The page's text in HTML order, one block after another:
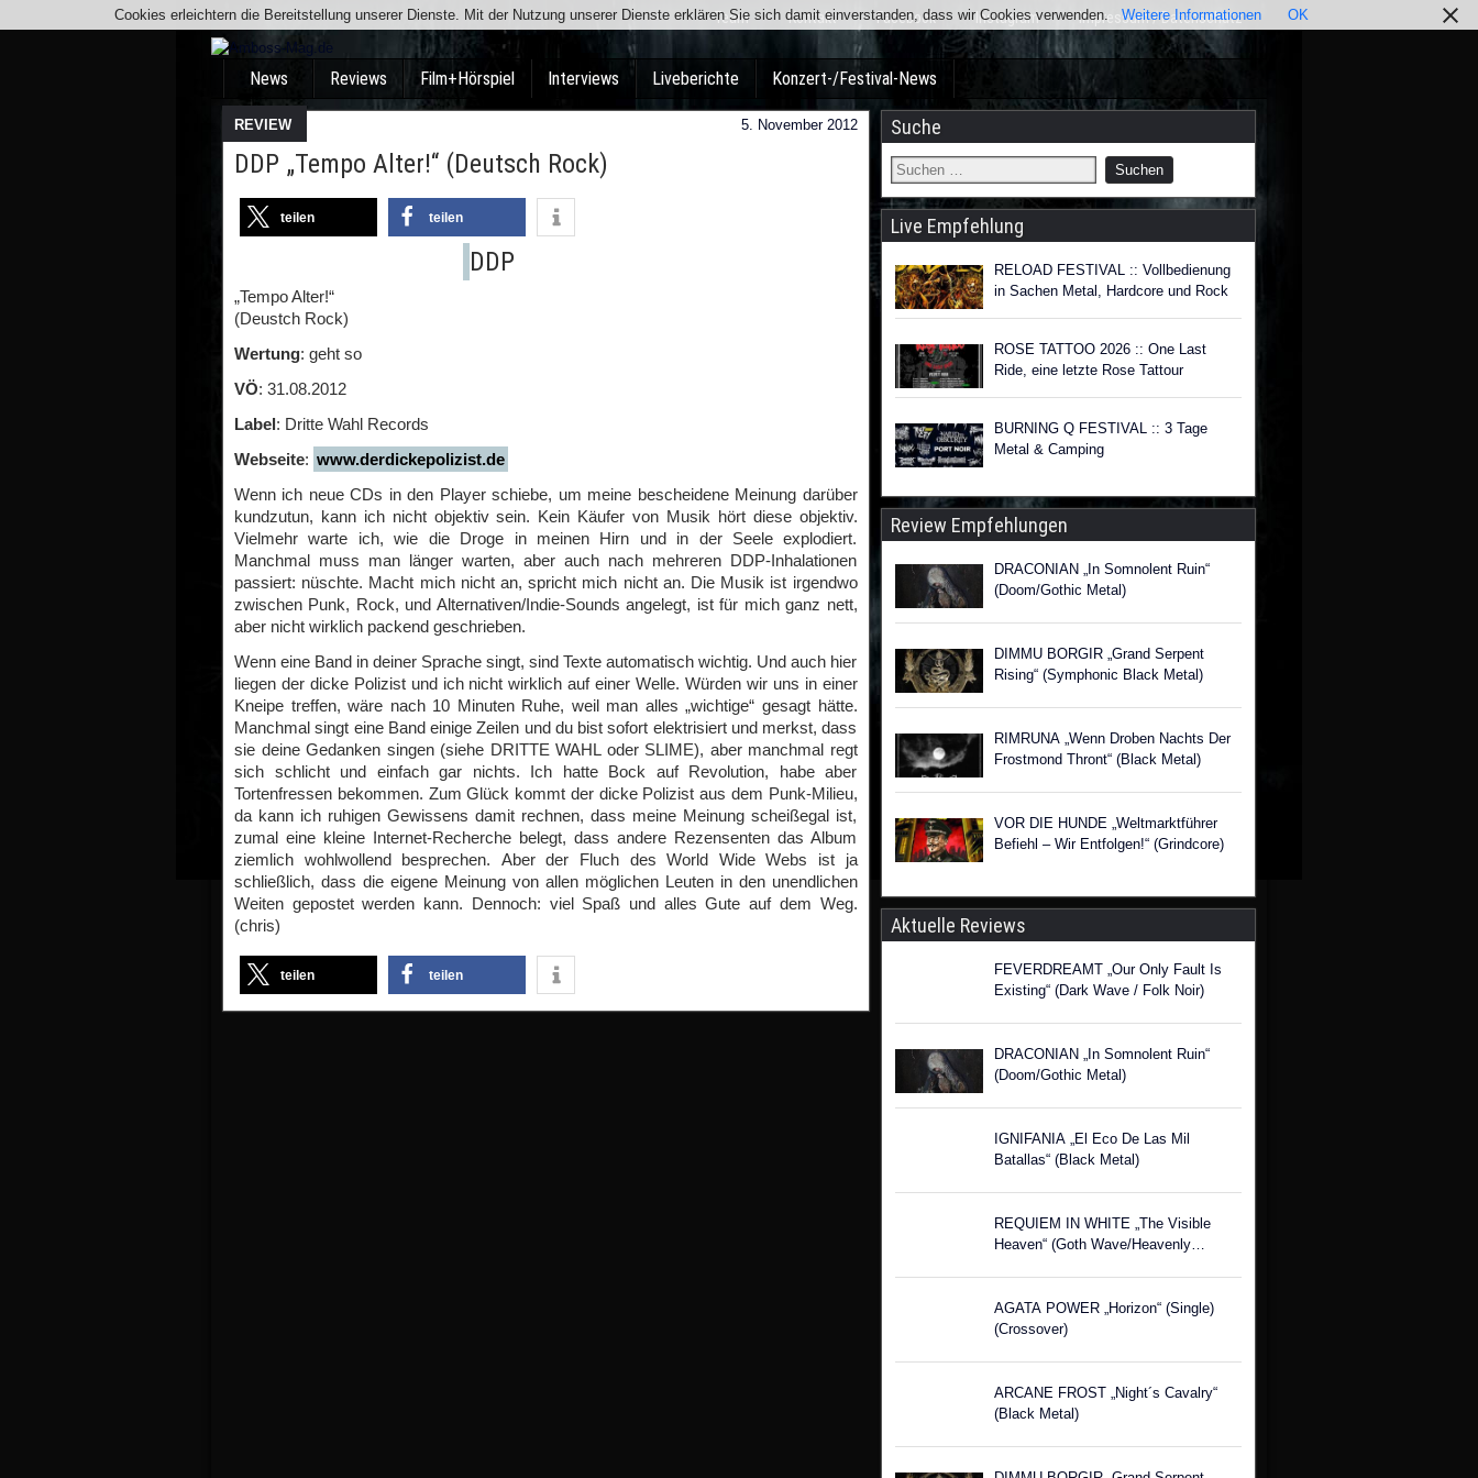
Team Kontakt Facebook Instagram Impressum / Datenschutz
News Reviews Film+Hörspiel Interviews Liveberichte Konzert-/Festival-News
REVIEW 5. November 2012
DDP „Tempo Alter!“ (Deutsch Rock)
teilen teilen
DDP
„Tempo Alter!“
(Deustch Rock)
Wertung: geht so
VÖ: 31.08.2012
Label: Dritte Wahl Records
Webseite: www.derdickepolizist.de
Wenn ich neue CDs in den Player schiebe, um meine bescheidene Meinung darüber
kundzutun, kann ich nicht objektiv sein. Kein Käufer von Musik hört diese objektiv.
Vielmehr warte ich, wie die Droge in meinen Hirn und in der Seele explodiert.
Manchmal muss man länger warten, aber auch nach mehreren DDP-Inhalationen
passiert: nüschte. Macht mich nicht an, spricht mich nicht an. Die Musik ist irgendwo
zwischen Punk, Rock, und Alternativen/Indie-Sounds angelegt, ist für mich ganz nett,
aber nicht wirklich packend geschrieben.
Wenn eine Band in deiner Sprache singt, sind Texte automatisch wichtig. Und auch hier
liegen der dicke Polizist und ich nicht wirklich auf einer Welle. Würden wir uns in einer
Kneipe treffen, wäre nach 10 Minuten Ruhe, weil man alles „wichtige“ gesagt hätte.
Manchmal singt eine Band einige Zeilen und du bist sofort elektrisiert und merkst, dass
sie deine Gedanken singen (siehe DRITTE WAHL oder SLIME), aber manchmal regt
sich schlicht und einfach gar nichts. Ich hatte Bock auf Revolution, habe aber
Tortenfressen bekommen. Zum Glück kommt der dicke Polizist aus dem Punk-Milieu,
da kann ich ruhigen Gewissens damit rechnen, dass meine Meinung scheißegal ist,
zumal eine kleine Internet-Recherche belegt, dass andere Rezensenten das Album
ziemlich wohlwollend besprechen. Aber der Fluch des World Wide Webs ist ja
schließlich, dass die eigene Meinung von allen möglichen Leuten in den unendlichen
Weiten gepostet werden kann. Dennoch: viel Spaß und alles Gute auf dem Weg.
(chris)
teilen teilen
Suche
Live Empfehlung
RELOAD FESTIVAL :: Vollbedienung
in Sachen Metal, Hardcore und Rock
ROSE TATTOO 2026 :: One Last
Ride, eine letzte Rose Tattour
BURNING Q FESTIVAL :: 3 Tage
Metal & Camping
Review Empfehlungen
DRACONIAN „In Somnolent Ruin“
(Doom/Gothic Metal)
DIMMU BORGIR „Grand Serpent
Rising“ (Symphonic Black Metal)
RIMRUNA „Wenn Droben Nachts Der
Frostmond Thront“ (Black Metal)
VOR DIE HUNDE „Weltmarktführer
Befiehl – Wir Entfolgen!“ (Grindcore)
Aktuelle Reviews
FEVERDREAMT „Our Only Fault Is
Existing“ (Dark Wave / Folk Noir)
DRACONIAN „In Somnolent Ruin“
(Doom/Gothic Metal)
IGNIFANIA „El Eco De Las Mil
Batallas“ (Black Metal)
REQUIEM IN WHITE „The Visible
Heaven“ (Goth Wave/Heavenly
AGATA POWER „Horizon“ (Single)
(Crossover)
ARCANE FROST „Night´s Cavalry“
(Black Metal)
Cookies erleichtern die Bereitstellung unserer Dienste. Mit der Nutzung unserer Dienste erklären Sie sich damit einverstanden, dass wir Cookies verwenden. Weitere Informationen OK